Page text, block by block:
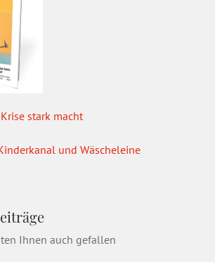
stark macht
und Wäscheleine
Ihnen auch gefallen